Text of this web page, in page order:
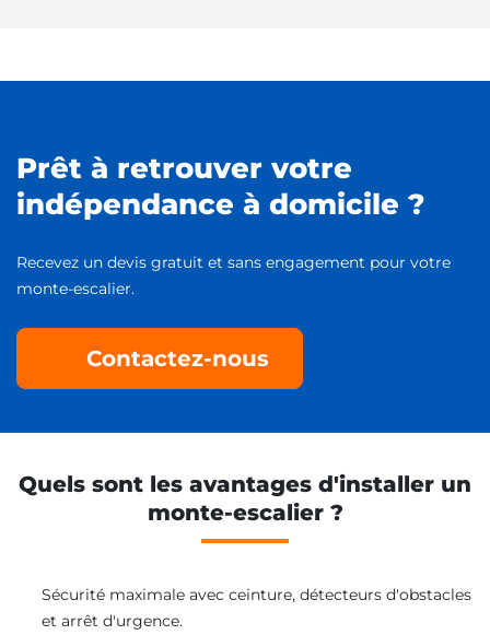
Prêt à retrouver votre
indépendance à domicile ?
Recevez un devis gratuit et sans engagement pour votre
monte-escalier.
Contactez-nous
Quels sont les avantages d'installer un
monte-escalier ?
Sécurité maximale avec ceinture, détecteurs d'obstacles
et arrêt d'urgence.